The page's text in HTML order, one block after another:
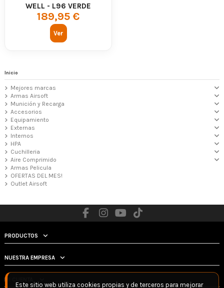
WELL - L96 VERDE
UPGRADEADO
189,95 €
Ver
Inicio
Mejores marcas
Armas Airsoft
Munición y Recarga
Accesorios
Equipamiento
Externas
Internos
HPA
Cuchilleria
Aire Comprimido
Armas Pelicula
OFERTAS DEL MES!
Outlet Airsoft
PRODUCTOS
NUESTRA EMPRESA
MI CUENTA
Este sitio web utiliza cookies propias y de terceros para mejorar